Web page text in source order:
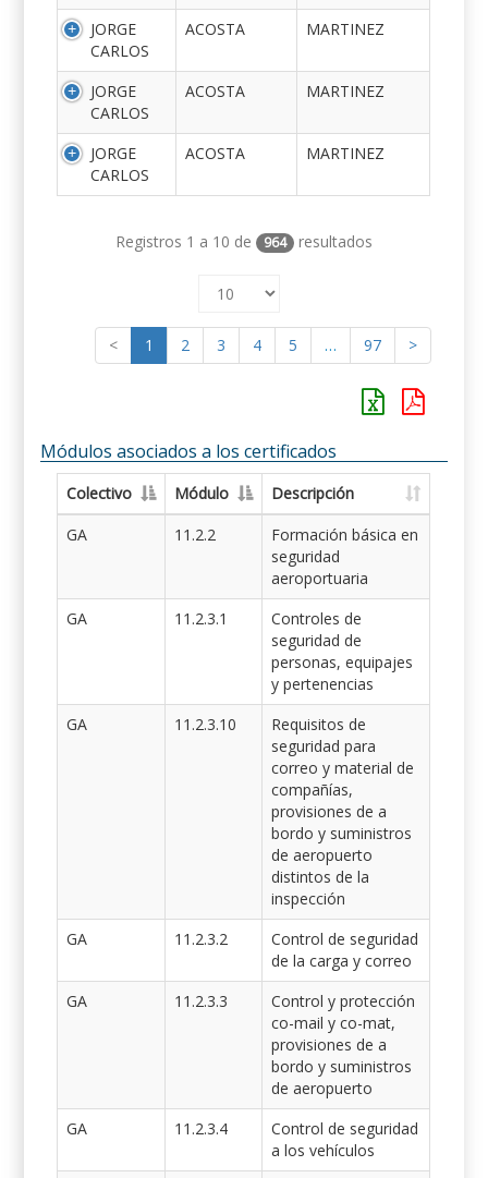
JORGE
CARLOS
ACOSTA MARTINEZ
JORGE
CARLOS
ACOSTA MARTINEZ
JORGE
CARLOS
ACOSTA MARTINEZ
Registros 1 a 10 de 964 resultados
< 1 2 3 4 5 … 97 >
Módulos asociados a los certificados
Colectivo Módulo
Descripción
GA
11.2.2
Formación básica en
seguridad
aeroportuaria
GA
11.2.3.1
Controles de
seguridad de
personas, equipajes
y pertenencias
GA
11.2.3.10
Requisitos de
seguridad para
correo y material de
compañías,
provisiones de a
bordo y suministros
de aeropuerto
distintos de la
inspección
GA
11.2.3.2
Control de seguridad
de la carga y correo
GA
11.2.3.3
Control y protección
co-mail y co-mat,
provisiones de a
bordo y suministros
de aeropuerto
GA
11.2.3.4
Control de seguridad
a los vehículos